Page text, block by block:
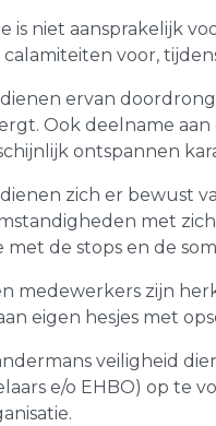
is niet aansprakelijk
voor,
ervan
Ook deelname
ontspannen
zich er bewust
met
met de stops en de
medewerkers zijn
eigen hesjes met
veiligheid
e/o EHBO) op te